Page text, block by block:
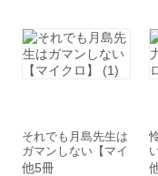
それでも月島先生は
ガマンしない【マイ
クロ】 (1)
他5冊